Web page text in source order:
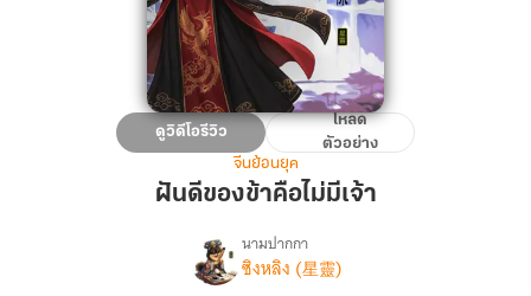
ฝัน
ดี
ของ
ดูวิดีโอรีวิว
โหลด
ตัวอย่าง
จีนย้อนยุค
ฝันดีของข้าคือไม่มีเจ้า
เรื่อง
นามปากกา
ซิงหลิง (星靈)